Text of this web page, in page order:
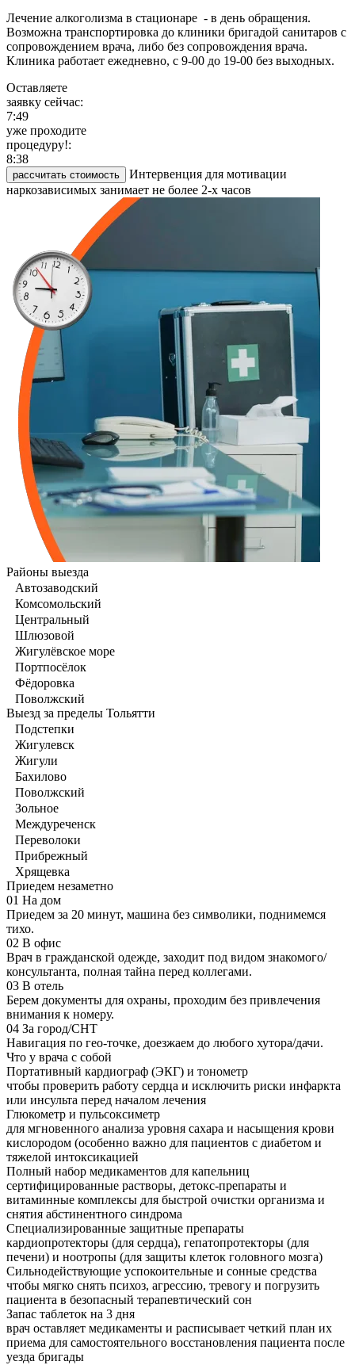
Лечение алкоголизма в стационаре - в день обращения.
Возможна транспортировка до клиники бригадой санитаров с
сопровождением врача, либо без сопровождения врача.
Клиника работает ежедневно, с 9-00 до 19-00 без выходных.
Оставляете
заявку сейчас:
7:49
уже проходите
процедуру!:
8:38
рассчитать стоимость
Интервенция для мотивации
наркозависимых занимает не более 2-х часов
Районы выезда
Автозаводский
Комсомольский
Центральный
Шлюзовой
Жигулёвское море
Портпосёлок
Фёдоровка
Поволжский
Выезд за пределы Тольятти
Подстепки
Жигулевск
Жигули
Бахилово
Поволжский
Зольное
Междуреченск
Переволоки
Прибрежный
Хрящевка
Приедем незаметно
01 На дом
Приедем за 20 минут, машина без символики, поднимемся
тихо.
02 В офис
Врач в гражданской одежде, заходит под видом знакомого/
консультанта, полная тайна перед коллегами.
03 В отель
Берем документы для охраны, проходим без привлечения
внимания к номеру.
04 За город/СНТ
Навигация по гео-точке, доезжаем до любого хутора/дачи.
Что у врача с собой
Портативный кардиограф (ЭКГ) и тонометр
чтобы проверить работу сердца и исключить риски инфаркта
или инсульта перед началом лечения
Глюкометр и пульсоксиметр
для мгновенного анализа уровня сахара и насыщения крови
кислородом (особенно важно для пациентов с диабетом и
тяжелой интоксикацией
Полный набор медикаментов для капельниц
сертифицированные растворы, детокс-препараты и
витаминные комплексы для быстрой очистки организма и
снятия абстинентного синдрома
Специализированные защитные препараты
кардиопротекторы (для сердца), гепатопротекторы (для
печени) и ноотропы (для защиты клеток головного мозга)
Сильнодействующие успокоительные и сонные средства
чтобы мягко снять психоз, агрессию, тревогу и погрузить
пациента в безопасный терапевтический сон
Запас таблеток на 3 дня
врач оставляет медикаменты и расписывает четкий план их
приема для самостоятельного восстановления пациента после
уезда бригады